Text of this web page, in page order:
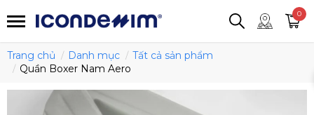
0
Trang chủ Danh mục
Tất cả sản phẩm
Quần Boxer Nam Aero